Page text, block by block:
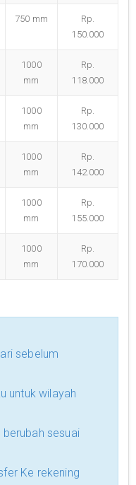
750 mm
Rp.
150.000
1000
mm
Rp.
118.000
1000
mm
Rp.
130.000
1000
mm
Rp.
142.000
1000
mm
Rp.
155.000
1000
mm
Rp.
170.000
sebelum
untuk wilayah
sesuai
Ke rekening